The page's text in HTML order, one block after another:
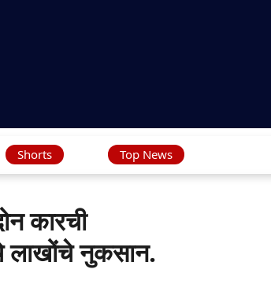
Shorts Top News
कारची
लाखोंचे नुकसान.